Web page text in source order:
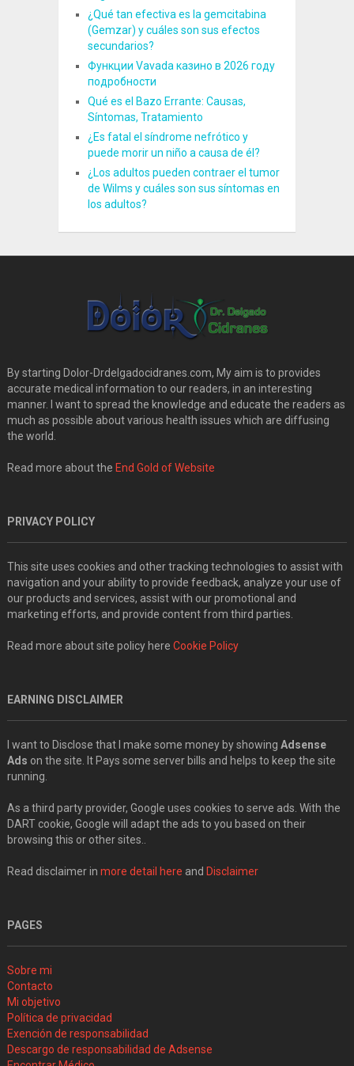
¿Qué tan efectiva es la gemcitabina
(Gemzar) y cuáles son sus efectos
secundarios?
Функции Vavada казино в 2026 году
подробности
Qué es el Bazo Errante: Causas,
Síntomas, Tratamiento
¿Es fatal el síndrome nefrótico y
puede morir un niño a causa de él?
¿Los adultos pueden contraer el tumor
de Wilms y cuáles son sus síntomas en
los adultos?
By starting Dolor-Drdelgadocidranes.com, My aim is to provides
accurate medical information to our readers, in an interesting
manner. I want to spread the knowledge and educate the readers as
much as possible about various health issues which are diffusing
the world.
Read more about the End Gold of Website
PRIVACY POLICY
This site uses cookies and other tracking technologies to assist with
navigation and your ability to provide feedback, analyze your use of
our products and services, assist with our promotional and
marketing efforts, and provide content from third parties.
Read more about site policy here Cookie Policy
EARNING DISCLAIMER
I want to Disclose that I make some money by showing Adsense
Ads on the site. It Pays some server bills and helps to keep the site
running.
As a third party provider, Google uses cookies to serve ads. With the
DART cookie, Google will adapt the ads to you based on their
browsing this or other sites..
Read disclaimer in more detail here and Disclaimer
PAGES
Sobre mi
Contacto
Mi objetivo
Política de privacidad
Exención de responsabilidad
Descargo de responsabilidad de Adsense